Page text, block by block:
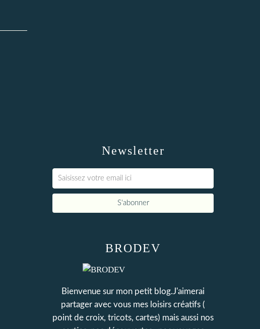
Newsletter
BRODEV
Bienvenue sur mon petit blog.J'aimerai
partager avec vous mes loisirs créatifs (
point de croix, tricots, cartes) mais aussi nos